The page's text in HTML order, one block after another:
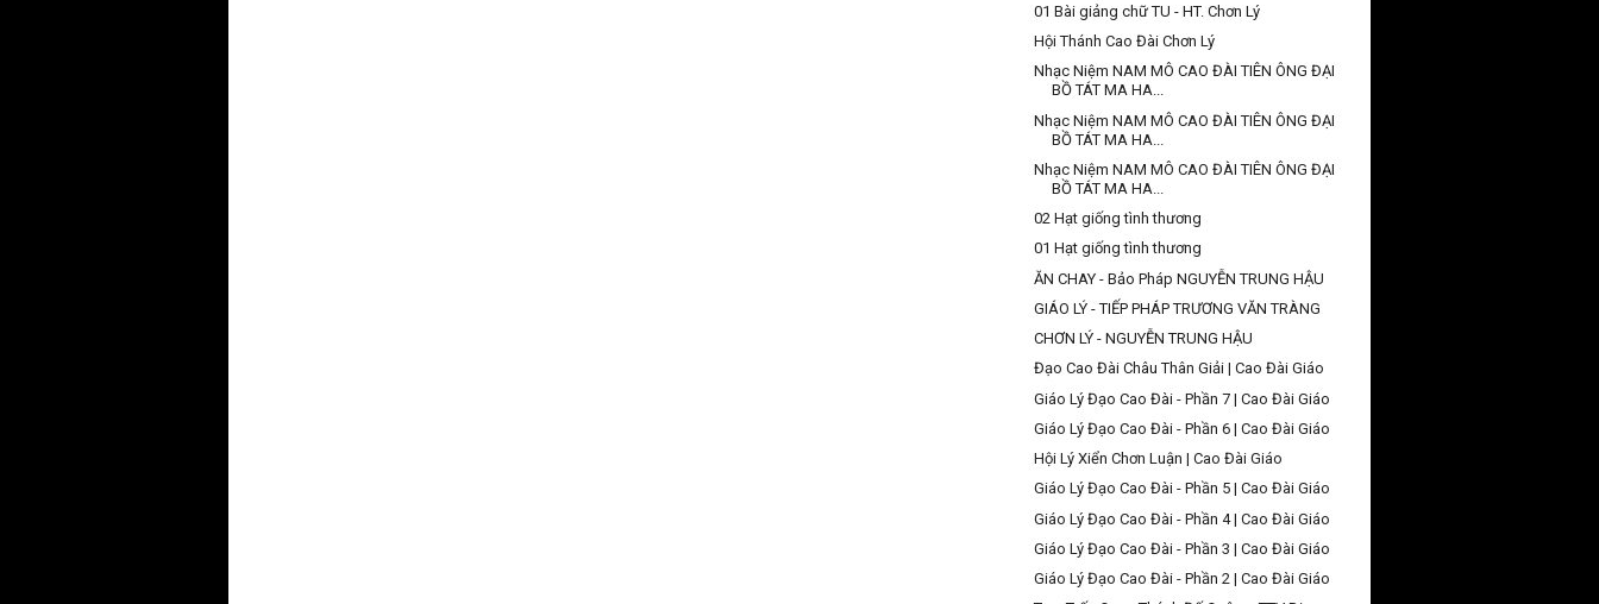
01 Bài giảng chữ TU - HT. Chơn Lý
Hội Thánh Cao Đài Chơn Lý
Nhạc Niệm NAM MÔ CAO ĐÀI TIÊN ÔNG ĐẠI
BỒ TÁT MA HA...
Nhạc Niệm NAM MÔ CAO ĐÀI TIÊN ÔNG ĐẠI
BỒ TÁT MA HA...
Nhạc Niệm NAM MÔ CAO ĐÀI TIÊN ÔNG ĐẠI
BỒ TÁT MA HA...
02 Hạt giống tình thương
01 Hạt giống tình thương
ĂN CHAY - Bảo Pháp NGUYỄN TRUNG HẬU
GIÁO LÝ - TIẾP PHÁP TRƯƠNG VĂN TRÀNG
CHƠN LÝ - NGUYỄN TRUNG HẬU
Đạo Cao Đài Châu Thân Giải | Cao Đài Giáo
Giáo Lý Đạo Cao Đài - Phần 7 | Cao Đài Giáo
Giáo Lý Đạo Cao Đài - Phần 6 | Cao Đài Giáo
Hội Lý Xiển Chơn Luận | Cao Đài Giáo
Giáo Lý Đạo Cao Đài - Phần 5 | Cao Đài Giáo
Giáo Lý Đạo Cao Đài - Phần 4 | Cao Đài Giáo
Giáo Lý Đạo Cao Đài - Phần 3 | Cao Đài Giáo
Giáo Lý Đạo Cao Đài - Phần 2 | Cao Đài Giáo